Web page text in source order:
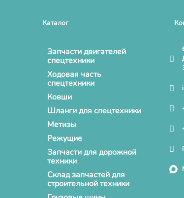
Каталог
Запчасти двигателей
спецтехники
Ходовая часть
спецтехники
Ковши
Шланги для спецтехники
Метизы
Режущие
Запчасти для дорожной
техники
Склад запчастей для
строительной техники